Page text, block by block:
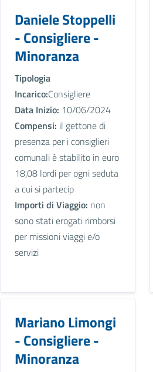
Daniele Stoppelli
- Consigliere -
Minoranza
Tipologia
Incarico:Consigliere
Data Inizio: 10/06/2024
Compensi: il gettone di
presenza per i consiglieri
comunali è stabilito in euro
18,08 lordi per ogni seduta
a cui si partecip
Importi di Viaggio: non
sono stati erogati rimborsi
per missioni viaggi e/o
servizi
Mariano Limongi
- Consigliere -
Minoranza